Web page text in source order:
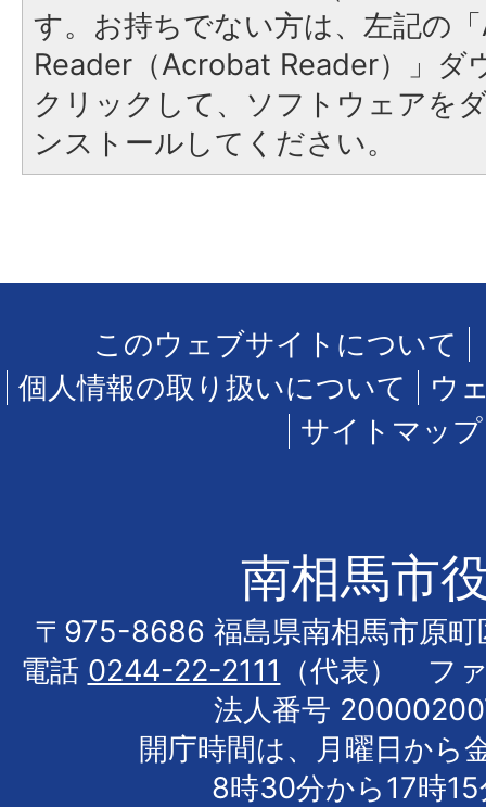
す。お持ちでない方は、左記の
Reader（Acrobat Reader）」ダ
クリックして、ソフトウェアを
ンストールしてください。
このウェブサイトについて
個人情報の取り扱いについて
ウ
サイトマップ
南相馬市
〒975-8686 福島県南相馬市原町
電話 0244-22-2111
（代表） フ
法人番号
開庁時間は、月曜日から
8時30分から17時